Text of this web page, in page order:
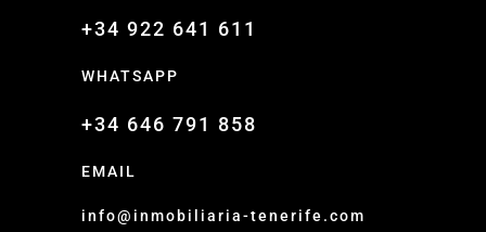
+34 922 641 611
WHATSAPP
+34 646 791 858
EMAIL
info@inmobiliaria-tenerife.com